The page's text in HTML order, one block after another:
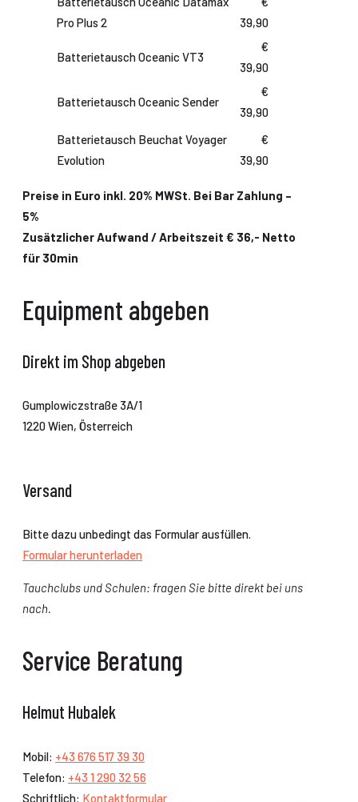
Pro Plus 2
39,90
Batterietausch Oceanic VT3
€
39,90
Batterietausch Oceanic Sender
€
39,90
Batterietausch Beuchat Voyager
Evolution
€
39,90
Preise in Euro inkl. 20% MWSt. Bei Bar Zahlung –
5%
Zusätzlicher Aufwand / Arbeitszeit € 36,- Netto
für 30min
Equipment abgeben
Direkt im Shop abgeben
Gumplowiczstraße 3A/1
1220 Wien, Österreich
Versand
Bitte dazu unbedingt das Formular ausfüllen.
Formular herunterladen
Tauchclubs und Schulen: fragen Sie bitte direkt bei uns
nach.
Service Beratung
Helmut Hubalek
Mobil: +43 676 517 39 30
Telefon: +43 1 290 32 56
Schriftlich: Kontaktformular